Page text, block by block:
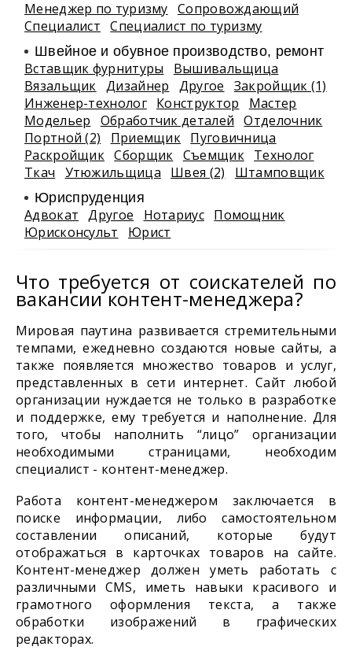
Менеджер по туризму Сопровождающий
Специалист
Специалист по туризму
Швейное и обувное производство, ремонт
Вставщик фурнитуры
Вышивальщица
Вязальщик Дизайнер Другое
Закройщик (1)
Инженер-технолог Конструктор
Мастер
Модельер
Обработчик деталей
Отделочник
Портной (2)
Приемщик Пуговичница
Раскройщик Сборщик Съемщик Технолог
Ткач
Утюжильщица Швея (2) Штамповщик
Юриспруденция
Адвокат Другое Нотариус Помощник
Юрисконсульт
Юрист
Что требуется от соискателей по
вакансии контент-менеджера?
Мировая паутина развивается стремительными
темпами, ежедневно создаются новые сайты, а
также появляется множество товаров и услуг,
представленных в сети интернет. Сайт любой
организации нуждается не только в разработке
и поддержке, ему требуется и наполнение. Для
того, чтобы наполнить “лицо” организации
необходимыми страницами, необходим
специалист - контент-менеджер.
Работа контент-менеджером заключается в
поиске информации, либо самостоятельном
составлении описаний, которые будут
отображаться в карточках товаров на сайте.
Контент-менеджер должен уметь работать с
различными CMS, иметь навыки красивого и
грамотного оформления текста, а также
обработки изображений в графических
редакторах.